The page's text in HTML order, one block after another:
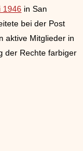
1946 in San
bei der Post
aktive Mitglieder in
der Rechte farbiger